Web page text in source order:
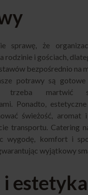
sprawę, że
rodzinie i gościach,
bezpośrednio na
potrawy są
trzeba martwić
Ponadto,
świeżość, aromat
transportu. Catering
wygodę, komfort i
wyjątkowy
i